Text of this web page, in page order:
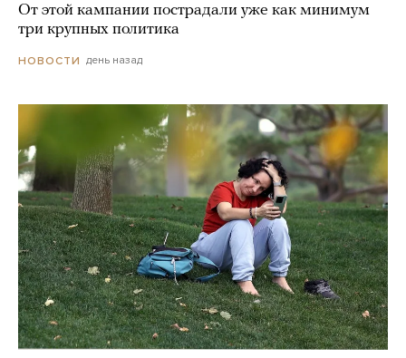
От этой кампании пострадали уже как минимум
три крупных политика
НОВОСТИ день назад